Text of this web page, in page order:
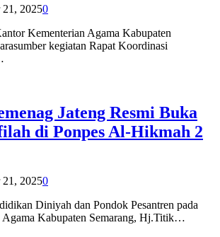
20250
Kementerian Agama Kabupaten
kegiatan Rapat Koordinasi
Jateng Resmi Buka
di Ponpes Al-Hikmah 2
20250
Diniyah dan Pondok Pesantren pada
Agama Kabupaten Semarang, Hj.Titik…